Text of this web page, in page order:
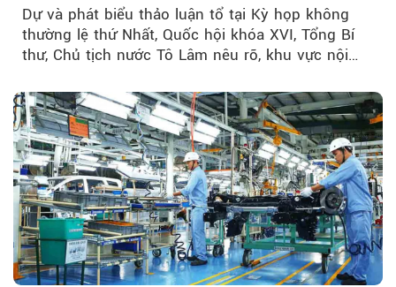
Dự và phát biểu thảo luận tổ tại Kỳ họp không
thường lệ thứ Nhất, Quốc hội khóa XVI, Tổng Bí
thư, Chủ tịch nước Tô Lâm nêu rõ, khu vực nội